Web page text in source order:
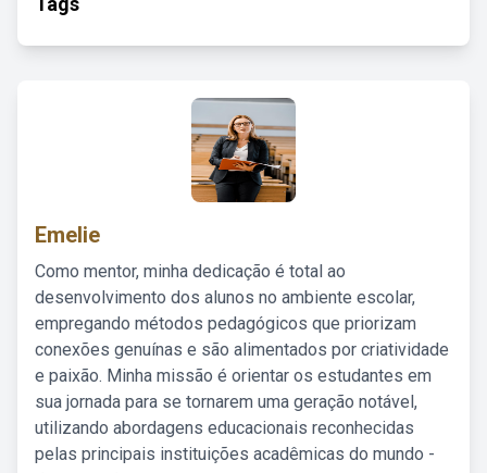
Emelie
Como mentor, minha dedicação é total ao
desenvolvimento dos alunos no ambiente escolar,
empregando métodos pedagógicos que priorizam
conexões genuínas e são alimentados por criatividade
e paixão. Minha missão é orientar os estudantes em
sua jornada para se tornarem uma geração notável,
utilizando abordagens educacionais reconhecidas
pelas principais instituições acadêmicas do mundo -